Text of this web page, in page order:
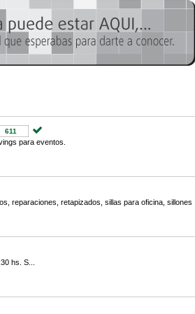
611
para eventos.
reparaciones, retapizados, sillas para oficina, sillones
hs. S...